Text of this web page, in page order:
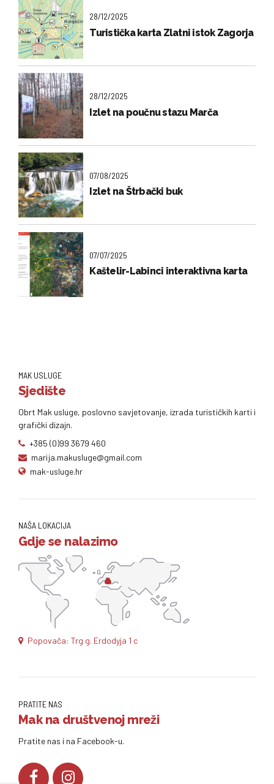
28/12/2025
Turistička karta Zlatni istok Zagorja
28/12/2025
Izlet na poučnu stazu Marča
07/08/2025
Izlet na Štrbački buk
07/07/2025
Kaštelir-Labinci interaktivna karta
MAK USLUGE
Sjedište
Obrt Mak usluge, poslovno savjetovanje, izrada turističkih karti i
grafički dizajn.
+385 (0)99 3679 460
marija.makusluge@gmail.com
mak-usluge.hr
NAŠA LOKACIJA
Gdje se nalazimo
Popovača: Trg g. Erdodyja 1 c
PRATITE NAS
Mak na društvenoj mreži
Pratite nas i na Facebook-u.